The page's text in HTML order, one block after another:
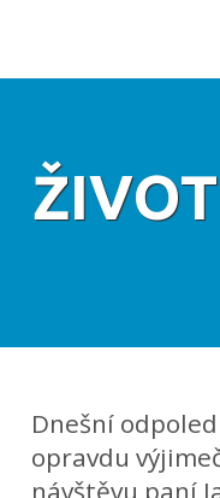
Dnešní
opravdu
návštěvu paní